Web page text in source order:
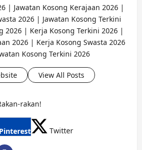
| Jawatan Kosong Kerajaan 2026 |
2026 | Jawatan Kosong Terkini
2026 | Kerja Kosong Terkini 2026 |
2026 | Kerja Kosong Swasta 2026
Kosong Terkini 2026
View All Posts
rakan!
Pinterest Twitter